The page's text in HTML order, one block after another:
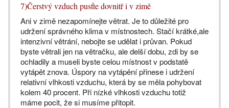
7)Čerstvý vzduch pusťte dovnitř i v zimě
Ani v zimě nezapomínejte větrat. Je to důležité pro
udržení správného klima v místnostech. Stačí krátké,ale
intenzivní větrání, nebojte se udělat i průvan. Pokud
byste větrali jen na větračku, ale delší dobu, zdi by se
ochladily a museli byste celou místnost v podstatě
vytápět znova. Úspory na vytápění přinese i udržení
relativní vlhkosti vzduchu, která by se měla pohybovat
kolem 40 procent. Při nízké vlhkosti vzduchu totiž
máme pocit, že si musíme přitopit.